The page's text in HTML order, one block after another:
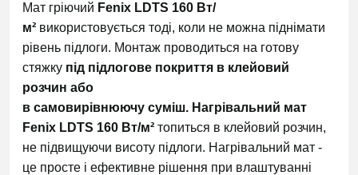
Мат гріючий Fenix LDTS 160 Вт/
м² використовується тоді, коли не можна піднімати
рівень підлоги. Монтаж проводиться на готову
стяжку під підлогове покриття в клейовий
розчин або
в самовирівнюючу суміш. Нагрівальний мат
Fenix LDTS 160 Вт/м² топиться в клейовий розчин,
не підвищуючи висоту підлоги. Нагрівальний мат -
це просте і ефективне рішення при влаштуванні